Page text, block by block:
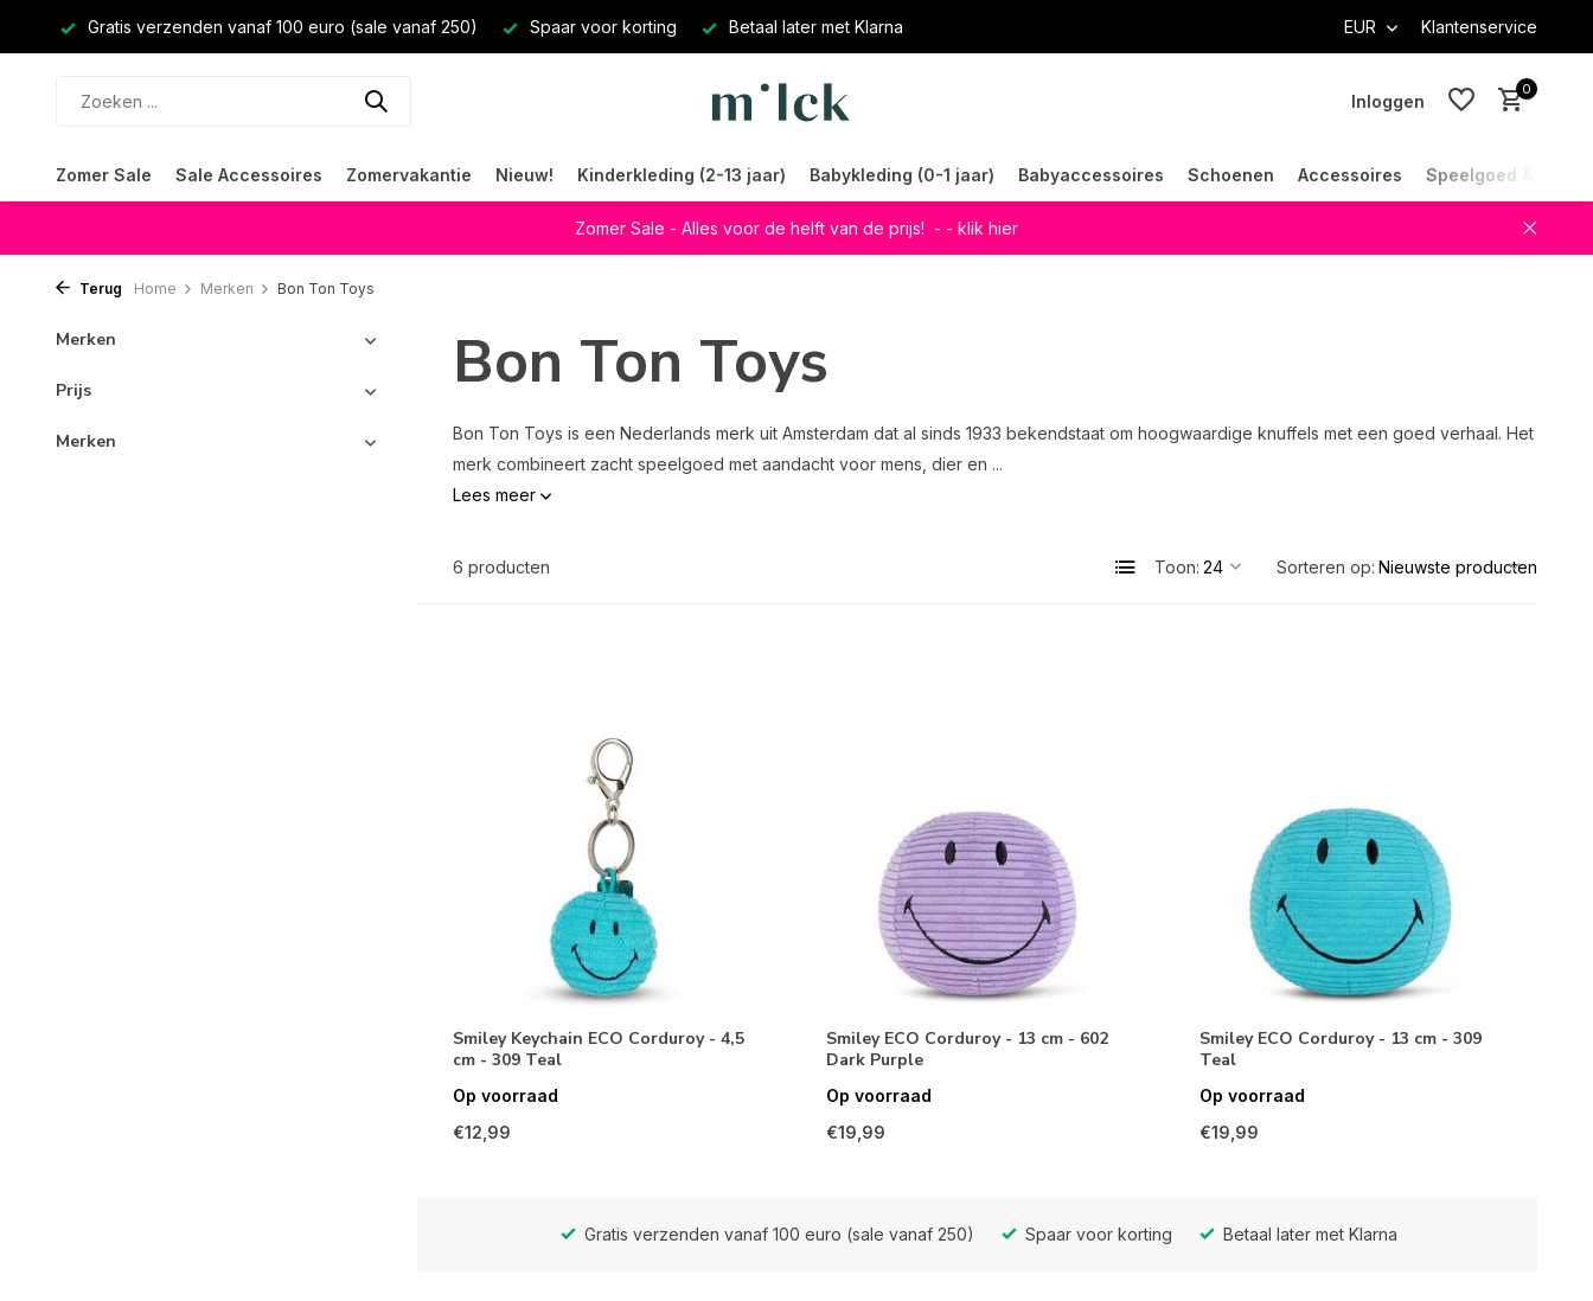
Gratis verzenden vanaf 100 euro (sale vanaf 250) Spaar voor korting Betaal later met Klarna EUR Klantenservice
Inloggen
0
Zomer Sale Sale Accessoires Zomervakantie Nieuw! Kinderkleding (2-13 jaar) Babykleding (0-1 jaar) Babyaccessoires Schoenen Accessoires Speelgoed &
Zomer Sale - Alles voor de helft van de prijs! - - klik hier
Terug Home Merken Bon Ton Toys
Merken
Prijs
Merken
Bon Ton Toys
Bon Ton Toys is een Nederlands merk uit Amsterdam dat al sinds 1933 bekendstaat om hoogwaardige knuffels met een goed verhaal. Het
merk combineert zacht speelgoed met aandacht voor mens, dier en ...
Lees meer
6 producten Toon: Sorteren op:
Smiley Keychain ECO Corduroy - 4,5
cm - 309 Teal
Op voorraad
€12,99
Smiley ECO Corduroy - 13 cm - 602
Dark Purple
Op voorraad
€19,99
Smiley ECO Corduroy - 13 cm - 309
Teal
Op voorraad
€19,99
Gratis verzenden vanaf 100 euro (sale vanaf 250) Spaar voor korting Betaal later met Klarna